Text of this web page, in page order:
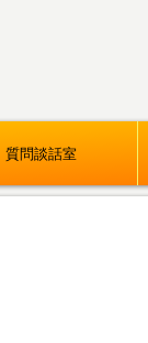
質問談話室